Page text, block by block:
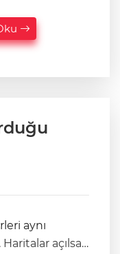
aynı
açılsa…